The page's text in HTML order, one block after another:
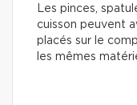
Les pinces,
cuisson peuvent
placés sur le
les mêmes